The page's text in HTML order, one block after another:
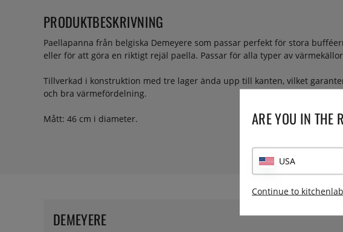
PRODUKTBESKRIVNING
Paellapanna från belgiska Demeyere som passar perfekt för stora
eller för att göra en riktigt rejäl paella. Passar för alla typer av
Tillverkad i konstruktion med tre lager ända upp till kanten, vilket
och bra värmefördelning.
Mått: 46 cm i diameter.
DEMEYERE
ARE YOU IN THE
USA
Continue to